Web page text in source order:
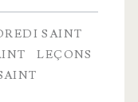
SAINT
LEÇONS